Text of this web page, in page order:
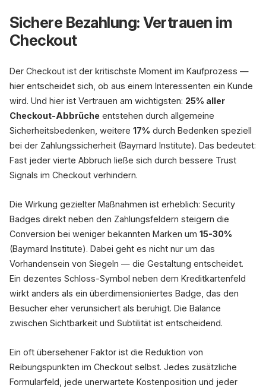
Sichere Bezahlung: Vertrauen im
Checkout
Der Checkout ist der kritischste Moment im Kaufprozess —
hier entscheidet sich, ob aus einem Interessenten ein Kunde
wird. Und hier ist Vertrauen am wichtigsten: 25% aller
Checkout-Abbrüche entstehen durch allgemeine
Sicherheitsbedenken, weitere 17% durch Bedenken speziell
bei der Zahlungssicherheit (Baymard Institute). Das bedeutet:
Fast jeder vierte Abbruch ließe sich durch bessere Trust
Signals im Checkout verhindern.
Die Wirkung gezielter Maßnahmen ist erheblich: Security
Badges direkt neben den Zahlungsfeldern steigern die
Conversion bei weniger bekannten Marken um 15-30%
(Baymard Institute). Dabei geht es nicht nur um das
Vorhandensein von Siegeln — die Gestaltung entscheidet.
Ein dezentes Schloss-Symbol neben dem Kreditkartenfeld
wirkt anders als ein überdimensioniertes Badge, das den
Besucher eher verunsichert als beruhigt. Die Balance
zwischen Sichtbarkeit und Subtilität ist entscheidend.
Ein oft übersehener Faktor ist die Reduktion von
Reibungspunkten im Checkout selbst. Jedes zusätzliche
Formularfeld, jede unerwartete Kostenposition und jeder